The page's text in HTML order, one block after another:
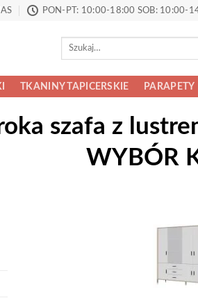
PON-PT: 10:00-18:00 SOB: 10:00-
Szukaj:
TKANINY TAPICERSKIE PARAPETY
szafa z
WYBÓR